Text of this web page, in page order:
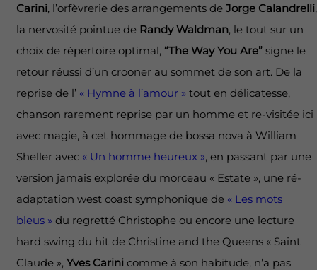
Carini, l’orfèvrerie des arrangements de Jorge Calandrelli,
la nervosité pointue de Randy Waldman, le tout sur un
choix de répertoire optimal, “The Way You Are” signe le
retour réussi d’un crooner au sommet de son art. De la
reprise de l’ « Hymne à l’amour » tout en délicatesse,
chanson rarement reprise par un homme et re-visitée ici
avec magie, à cet hommage de bossa nova à William
Sheller avec « Un homme heureux », en passant par une
version jamais explorée du morceau « Estate », une ré-
adaptation west coast symphonique de « Les mots
bleus » du regretté Christophe ou encore une lecture
hard swing du hit de Christine and the Queens « Saint
Claude », Yves Carinicomme à son habitude, n’a pas